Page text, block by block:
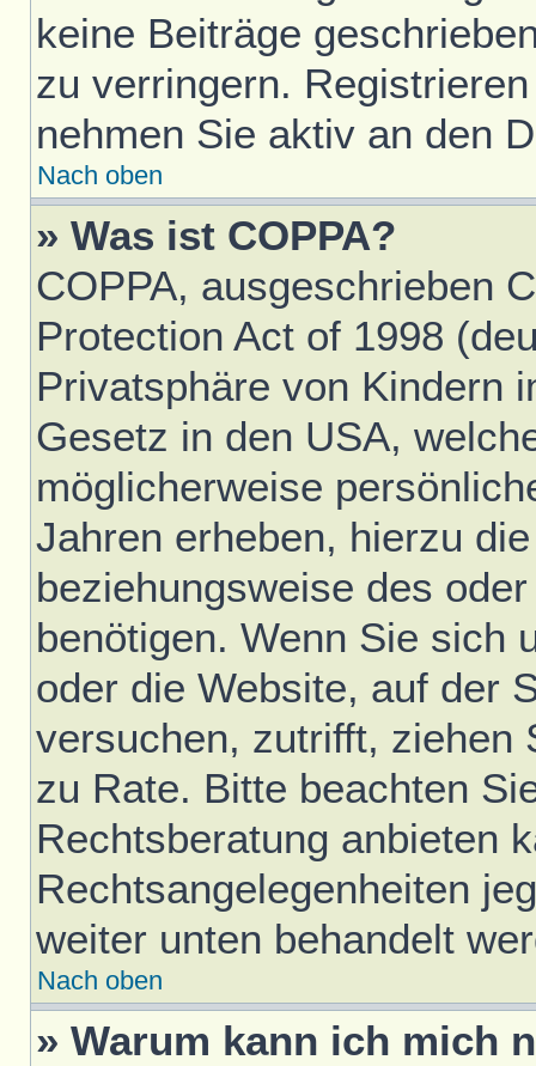
keine Beiträge
zu verringern.
nehmen Sie aktiv an den
Nach oben
» Was ist COPPA?
COPPA, ausgeschrieben
Protection Act of 1998
Privatsphäre von Kindern
Gesetz in den USA,
möglicherweise
Jahren erheben, hierzu
beziehungsweise des
benötigen. Wenn Sie sich
oder die Website, auf der
versuchen, zutrifft, ziehen
zu Rate. Bitte beachten
Rechtsberatung anbieten
Rechtsangelegenheiten
weiter unten behandelt
Nach oben
» Warum kann ich mich